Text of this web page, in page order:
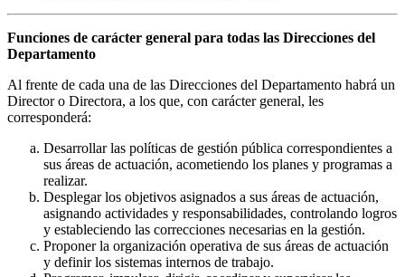
Funciones de carácter general para todas las Direcciones del
Departamento
Al frente de cada una de las Direcciones del Departamento habrá un
Director o Directora, a los que, con carácter general, les
corresponderá:
Desarrollar las políticas de gestión pública correspondientes a
sus áreas de actuación, acometiendo los planes y programas a
realizar.
Desplegar los objetivos asignados a sus áreas de actuación,
asignando actividades y responsabilidades, controlando logros
y estableciendo las correcciones necesarias en la gestión.
Proponer la organización operativa de sus áreas de actuación
y definir los sistemas internos de trabajo.